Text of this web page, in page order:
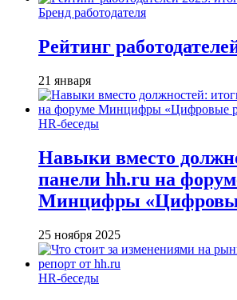
Бренд работодателя
Рейтинг
21 января
HR-беседы
Навыки вместо
панели hh.ru на
Минцифры
25 ноября 2025
HR-беседы